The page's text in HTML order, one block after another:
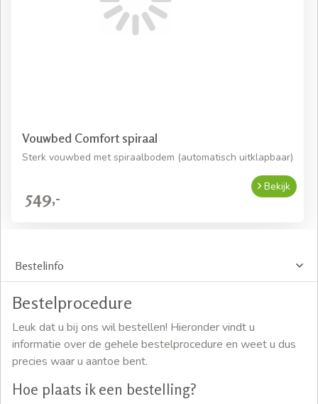
Vouwbed Comfort spiraal
Sterk vouwbed met spiraalbodem (automatisch uitklapbaar)
549,-
Bekijk
Bestelinfo
Bestelprocedure
Leuk dat u bij ons wil bestellen! Hieronder vindt u
informatie over de gehele bestelprocedure en weet u dus
precies waar u aantoe bent.
Hoe plaats ik een bestelling?